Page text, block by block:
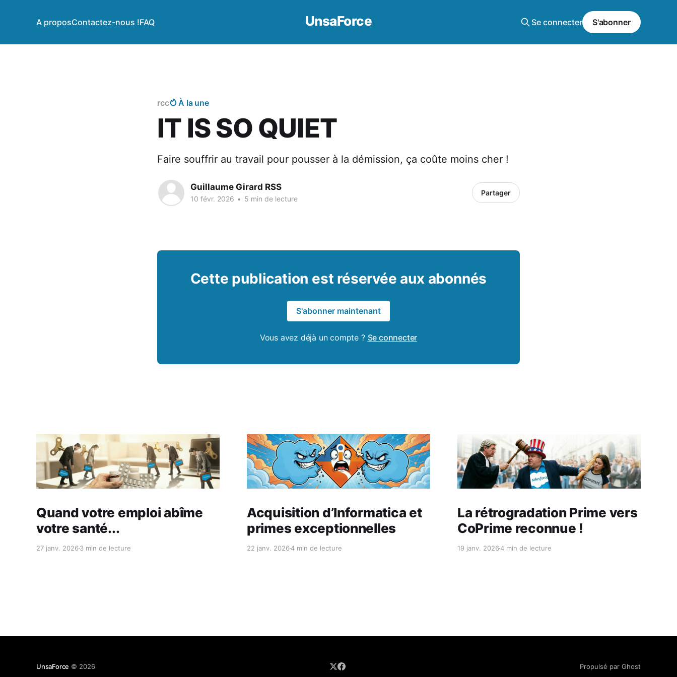
UnsaForce
A proposContactez-nous !FAQ Se connecter S'abonner
rcc À la une
IT IS SO QUIET
Faire souffrir au travail pour pousser à la démission, ça coûte moins cher !
Guillaume Girard RSS
10 févr. 2026 • 5 min de lecture
Partager
Cette publication est réservée aux abonnés
S'abonner maintenant
Vous avez déjà un compte ? Se connecter
Quand votre emploi abîme
votre santé...
27 janv. 2026 3 min de lecture
Acquisition d’Informatica et
primes exceptionnelles
22 janv. 20264 min de lecture
La rétrogradation Prime vers
CoPrime reconnue !
19 janv. 20264 min de lecture
UnsaForce © 2026 Propulsé par Ghost